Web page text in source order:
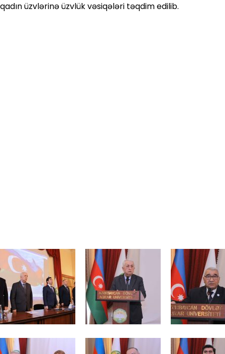
qadın üzvlərinə üzvlük vəsiqələri təqdim edilib.